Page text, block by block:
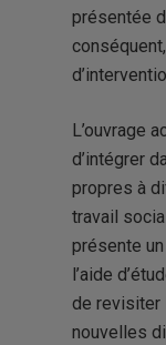
présentée
L’ouvrage
d’intégrer
propres à
travail
présente
l’aide
de revisiter
nouvelles